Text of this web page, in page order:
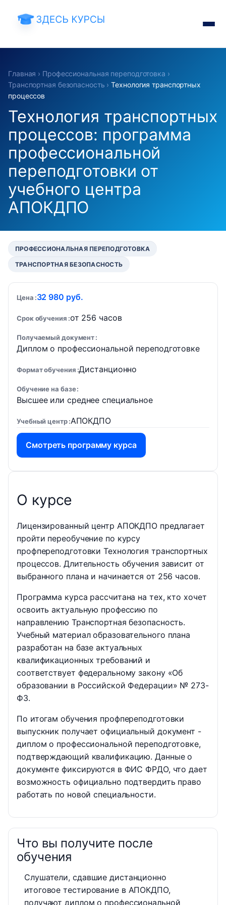
Главная › Профессиональная переподготовка ›
Транспортная безопасность ›Технология транспортных
процессов
Технология транспортных
процессов: программа
профессиональной
переподготовки от
учебного центра
АПОКДПО
ПРОФЕССИОНАЛЬНАЯ ПЕРЕПОДГОТОВКА
ТРАНСПОРТНАЯ БЕЗОПАСНОСТЬ
Цена 32 980 руб.
Срок обучения от 256 часов
Получаемый документ
Диплом о профессиональной переподготовке
Формат обучения Дистанционно
Обучение на базе
Высшее или среднее специальное
Учебный центр АПОКДПО
Смотреть программу курса
О курсе
Лицензированный центр АПОКДПО предлагает
пройти переобучение по курсу
профпереподготовки Технология транспортных
процессов. Длительность обучения зависит от
выбранного плана и начинается от 256 часов.
Программа курса рассчитана на тех, кто хочет
освоить актуальную профессию по
направлению Транспортная безопасность.
Учебный материал образовательного плана
разработан на базе актуальных
квалификационных требований и
соответствует федеральному закону «Об
образовании в Российской Федерации» № 273-
ФЗ.
По итогам обучения профпереподготовки
выпускник получает официальный документ -
диплом о профессиональной переподготовке,
подтверждающий квалификацию. Данные о
документе фиксируются в ФИС ФРДО, что дает
возможность официально подтвердить право
работать по новой специальности.
Что вы получите после
обучения
Слушатели, сдавшие дистанционно
итоговое тестирование в АПОКДПО,
получают диплом о профессиональной